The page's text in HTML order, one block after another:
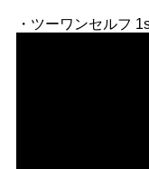
・ツーワンセルフ